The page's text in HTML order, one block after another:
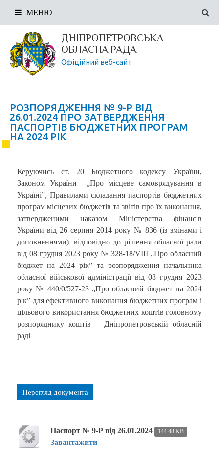
ДНІПРОПЕТРОВСЬКА
ОБЛАСНА РАДА
Офіційний веб-сайт
МЕНЮ
РОЗПОРЯДЖЕННЯ № 9-Р ВІД
26.01.2024 ПРО ЗАТВЕРДЖЕННЯ
ПАСПОРТІВ БЮДЖЕТНИХ ПРОГРАМ
НА 2024 РІК
Керуючись ст. 20 Бюджетного кодексу України,
Законом України „Про місцеве самоврядування в
Україні”, Правилами складання паспортів бюджетних
програм місцевих бюджетів та звітів про їх виконання,
затвердженими наказом Міністерства фінансів
України від 26 серпня 2014 року № 836 (із змінами і
доповненнями), відповідно до рішення обласної ради
від 08 грудня 2023 року № 328-18/VIII „Про обласний
бюджет на 2024 рік” та розпорядження начальника
обласної військової адміністрації від 08 грудня 2023
року № 440/0/527-23 „Про обласний бюджет на 2024
рік” для ефективного виконання бюджетних програм і
цільового використання бюджетних коштів головному
розпоряднику коштів – Дніпропетровській обласній
раді
Перегляд документа
Паспорт № 9-Р від 26.01.2024 144.48 KB
Завантажити